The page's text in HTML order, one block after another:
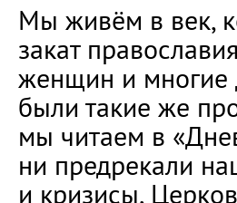
Мы живём в век,
закат
женщин и многие
были такие же
мы читаем в
ни предрекали
и кризисы,